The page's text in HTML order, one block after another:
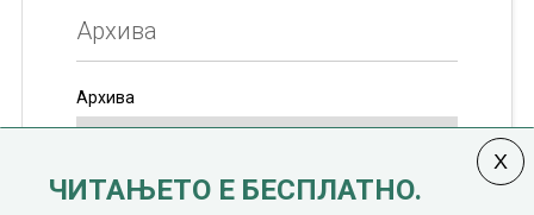
Архива
Архива
ЧИТАЊЕТО Е БЕСПЛАТНО.